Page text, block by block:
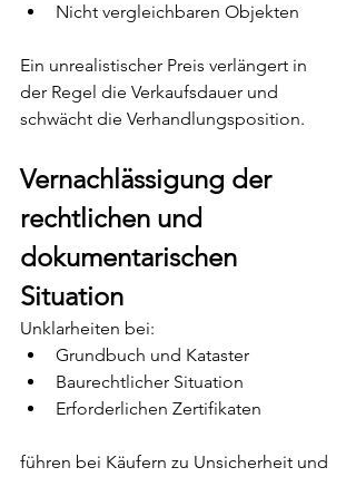
Nicht vergleichbaren Objekten
Ein unrealistischer Preis verlängert in
der Regel die Verkaufsdauer und
schwächt die Verhandlungsposition.
Vernachlässigung der
rechtlichen und
dokumentarischen
Situation
Unklarheiten bei:
Grundbuch und Kataster
Baurechtlicher Situation
Erforderlichen Zertifikaten
führen bei Käufern zu Unsicherheit und